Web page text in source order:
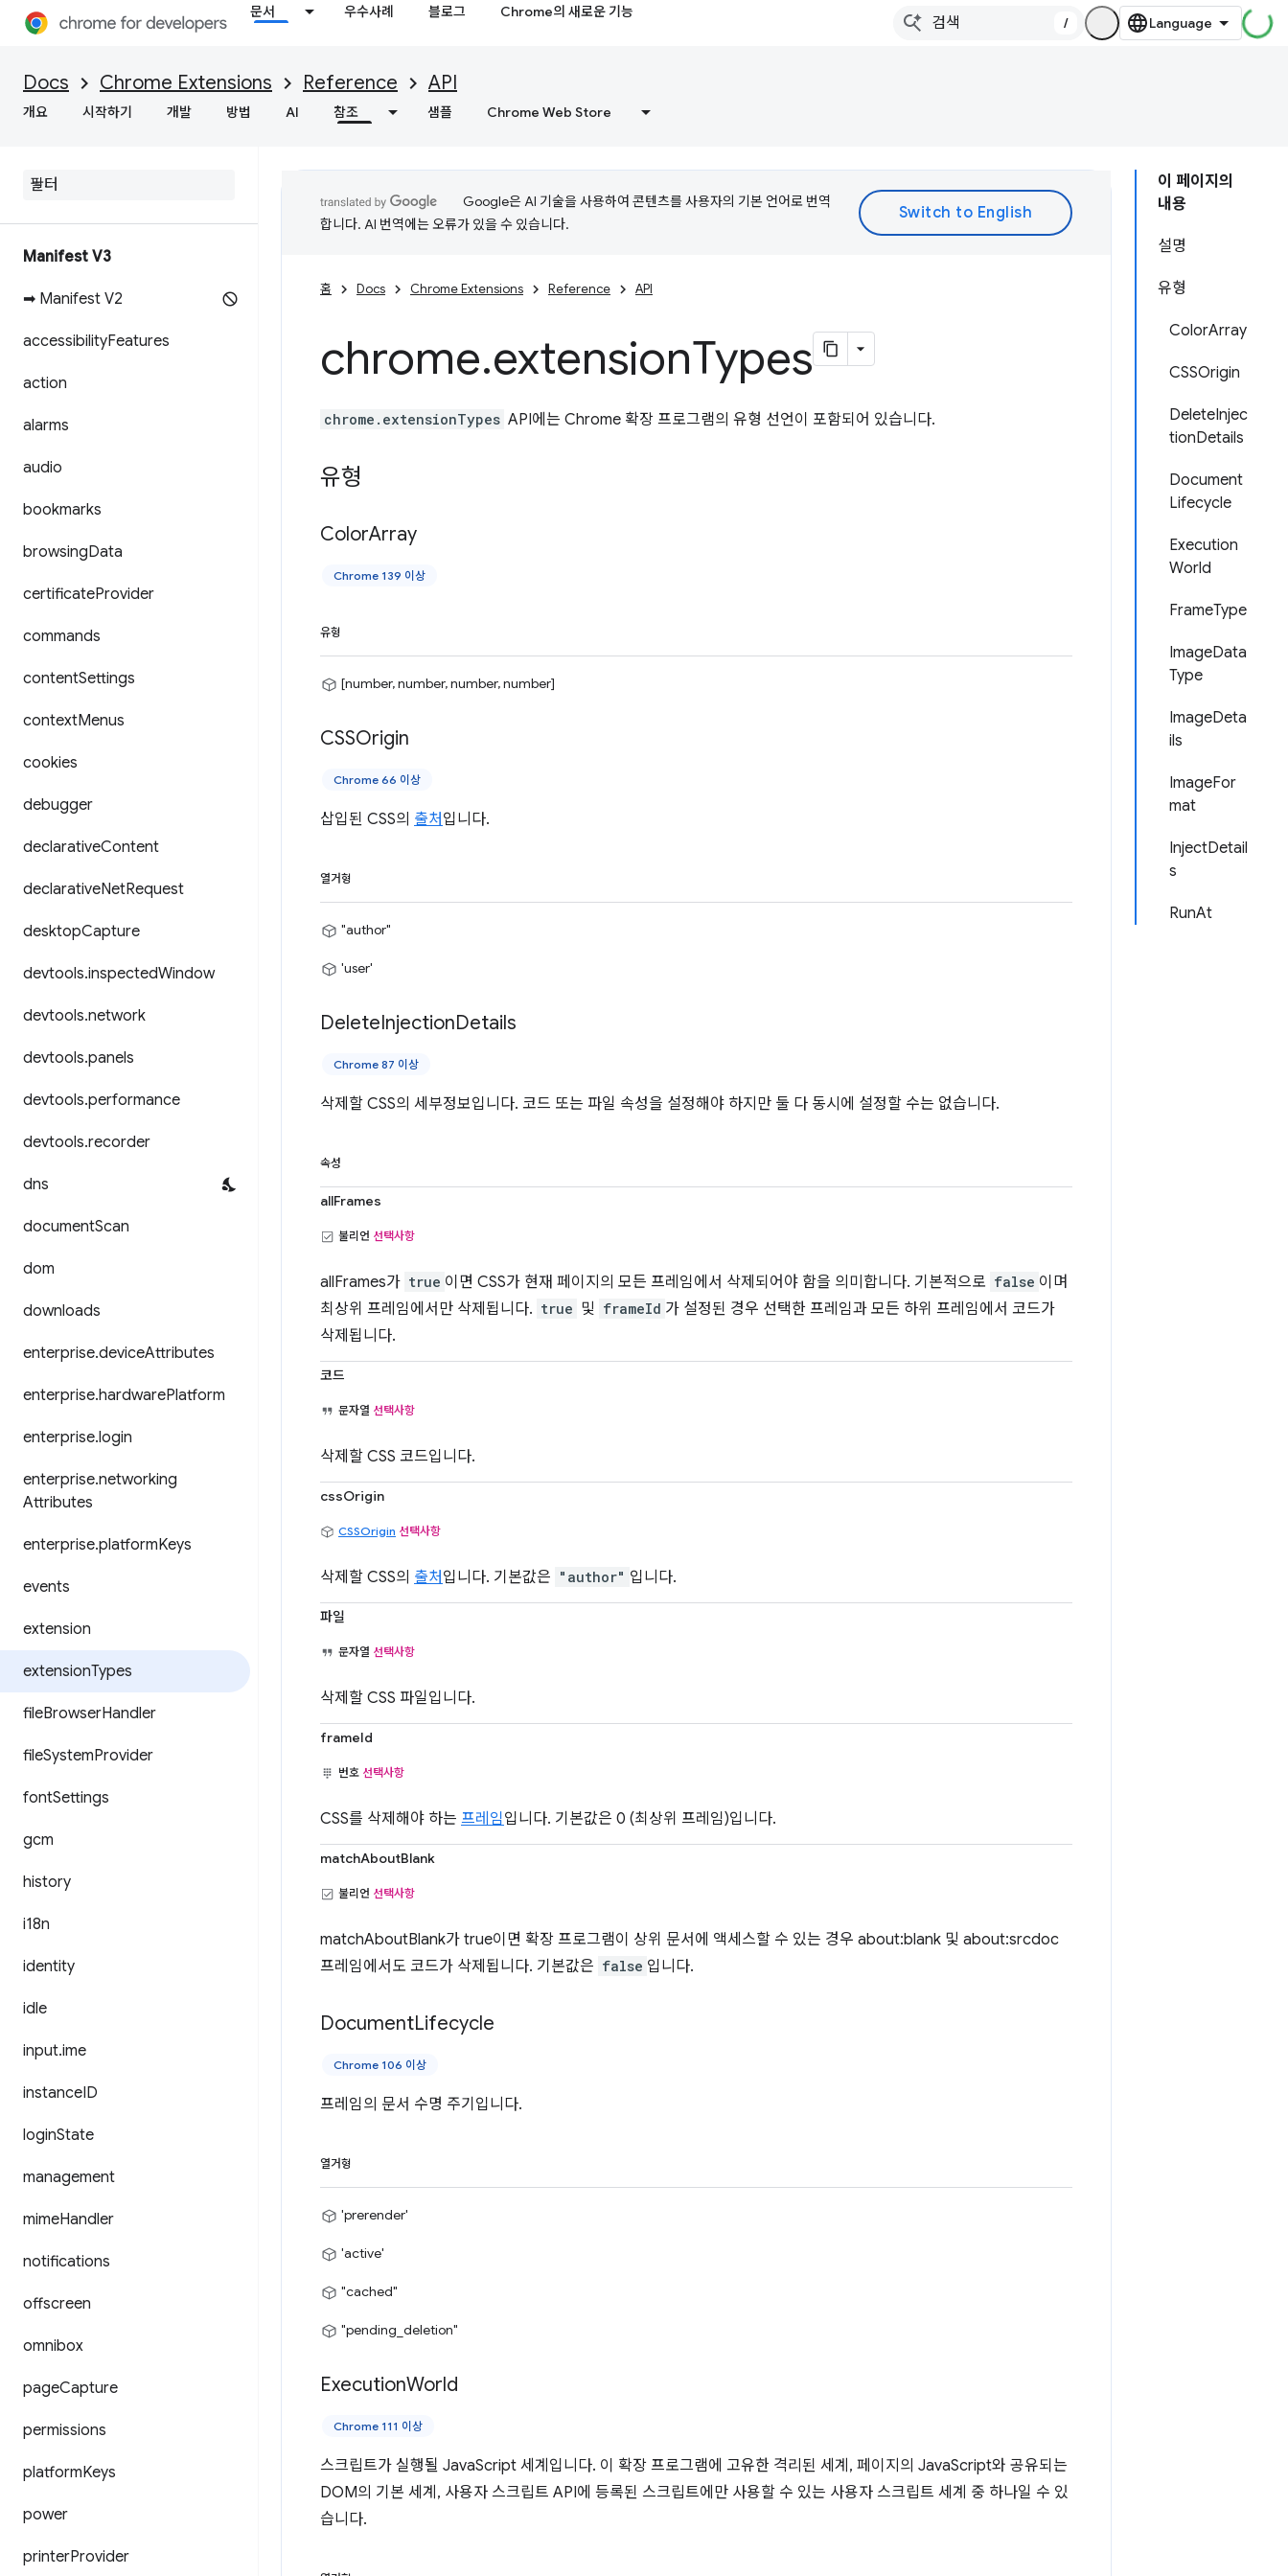
문서 우수사례 블로그 Chrome의 새로운 기능
/
Docs Chrome Extensions Reference API
개요 시작하기 개발 방법 AI 참조 샘플 Chrome Web Store
Manifest V3
➡ Manifest V2
accessibilityFeatures
action
alarms
audio
bookmarks
browsingData
certificateProvider
commands
contentSettings
contextMenus
cookies
debugger
declarativeContent
declarativeNetRequest
desktopCapture
devtools.inspectedWindow
devtools.network
devtools.panels
devtools.performance
devtools.recorder
dns
documentScan
dom
downloads
enterprise.deviceAttributes
enterprise.hardwarePlatform
enterprise.login
enterprise.networking
Attributes
enterprise.platformKeys
events
extension
extensionTypes
fileBrowserHandler
fileSystemProvider
fontSettings
gcm
history
i18n
identity
idle
input.ime
instanceID
loginState
management
mimeHandler
notifications
offscreen
omnibox
pageCapture
permissions
platformKeys
power
printerProvider
이 페이지의
내용
설명
유형
ColorArray
CSSOrigin
DeleteInjec
tionDetails
Document
Lifecycle
Execution
World
FrameType
ImageData
Type
ImageDeta
ils
ImageFor
mat
InjectDetail
s
RunAt
Google은 AI 기술을 사용하여 콘텐츠를 사용자의 기본 언어로 번역
합니다. AI 번역에는 오류가 있을 수 있습니다.
홈 Docs Chrome Extensions Reference API
chrome.extensionTypes
chrome.extensionTypes API에는 Chrome 확장 프로그램의 유형 선언이 포함되어 있습니다.
유형
ColorArray
Chrome 139 이상
유형
[number, number, number, number]
CSSOrigin
Chrome 66 이상
삽입된 CSS의 출처 입니다.
열거형
"author"
'user'
DeleteInjectionDetails
Chrome 87 이상
삭제할 CSS의 세부정보입니다. 코드 또는 파일 속성을 설정해야 하지만 둘 다 동시에 설정할 수는 없습니다.
속성
allFrames
불리언 선택사항
allFrames가 true 이면 CSS가 현재 페이지의 모든 프레임에서 삭제되어야 함을 의미합니다. 기본적으로 false 이며
최상위 프레임에서만 삭제됩니다. true 및 frameId 가 설정된 경우 선택한 프레임과 모든 하위 프레임에서 코드가
삭제됩니다.
코드
문자열 선택사항
삭제할 CSS 코드입니다.
cssOrigin
CSSOrigin 선택사항
삭제할 CSS의 출처 입니다. 기본값은 "author" 입니다.
파일
문자열 선택사항
삭제할 CSS 파일입니다.
frameId
번호 선택사항
CSS를 삭제해야 하는 프레임입니다. 기본값은 0 (최상위 프레임)입니다.
matchAboutBlank
불리언 선택사항
matchAboutBlank가 true이면 확장 프로그램이 상위 문서에 액세스할 수 있는 경우 about:blank 및 about:srcdoc
프레임에서도 코드가 삭제됩니다. 기본값은 false 입니다.
DocumentLifecycle
Chrome 106 이상
프레임의 문서 수명 주기입니다.
열거형
'prerender'
'active'
"cached"
"pending_deletion"
ExecutionWorld
Chrome 111 이상
스크립트가 실행될 JavaScript 세계입니다. 이 확장 프로그램에 고유한 격리된 세계, 페이지의 JavaScript와 공유되는
DOM의 기본 세계, 사용자 스크립트 API에 등록된 스크립트에만 사용할 수 있는 사용자 스크립트 세계 중 하나일 수 있
습니다.